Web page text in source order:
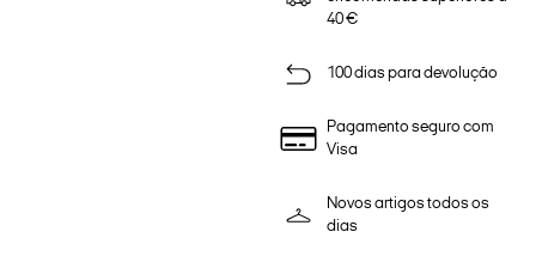
40 €
100 dias para devolução
Pagamento seguro com
Visa
Novos artigos todos os
dias